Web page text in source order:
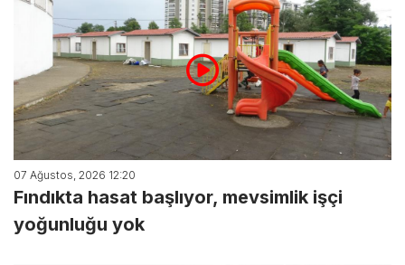
07 Ağustos, 2026 12:20
Fındıkta hasat başlıyor, mevsimlik işçi
yoğunluğu yok